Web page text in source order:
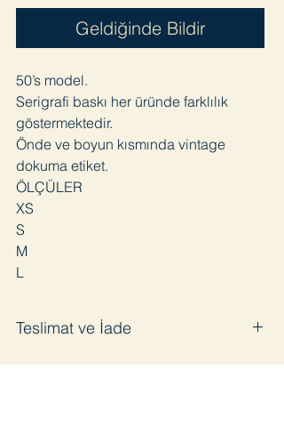
Geldiğinde Bildir
50’s model.
Serigrafi baskı her üründe farklılık
göstermektedir.
Önde ve boyun kısmında vintage
dokuma etiket.
ÖLÇÜLER
XS
S
M
L
Teslimat ve İade
Satın aldığınız ürünü en geç 3 iş günü